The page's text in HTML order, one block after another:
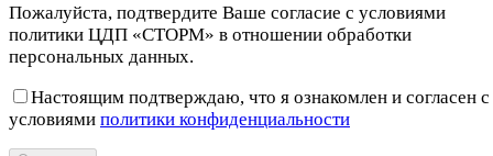
Пожалуйста, подтвердите Ваше согласие с условиями
политики ЦДП «СТОРМ» в отношении обработки
персональных данных.
Настоящим подтверждаю, что я ознакомлен и согласен с
условиями политики конфиденциальности